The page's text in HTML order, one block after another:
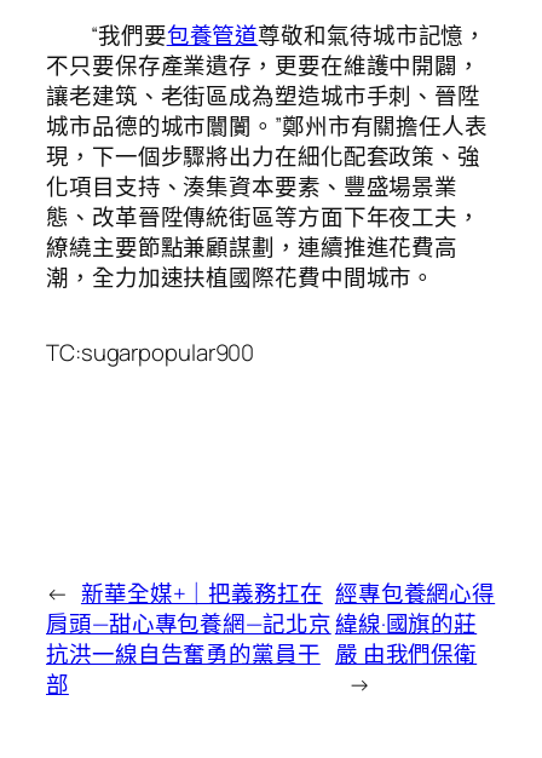
“我們要包養管道尊敬和氣待城市記憶，
不只要保存產業遺存，更要在維護中開闢，
讓老建筑、老街區成為塑造城市手刺、晉陞
城市品德的城市闤闠。”鄭州市有關擔任人表
現，下一個步驟將出力在細化配套政策、強
化項目支持、湊集資本要素、豐盛場景業
態、改革晉陞傳統街區等方面下年夜工夫，
繚繞主要節點兼顧謀劃，連續推進花費高
潮，全力加速扶植國際花費中間城市。
TC:sugarpopular900
← 新華全媒+｜把義務扛在
肩頭—甜心專包養網—記北京
抗洪一線自告奮勇的黨員干
部
經專包養網心得
緯線·國旗的莊
嚴 由我們保衛
→